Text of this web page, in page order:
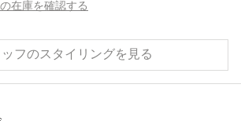
在庫を確認する
フのスタイリングを見る